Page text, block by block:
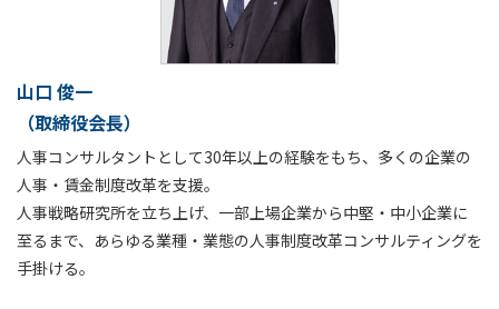
山口 俊一
（取締役会長）
人事コンサルタントとして30年以上の経験をもち、多くの企業の
人事・賃金制度改革を支援。
人事戦略研究所を立ち上げ、一部上場企業から中堅・中小企業に
至るまで、あらゆる業種・業態の人事制度改革コンサルティングを
手掛ける。